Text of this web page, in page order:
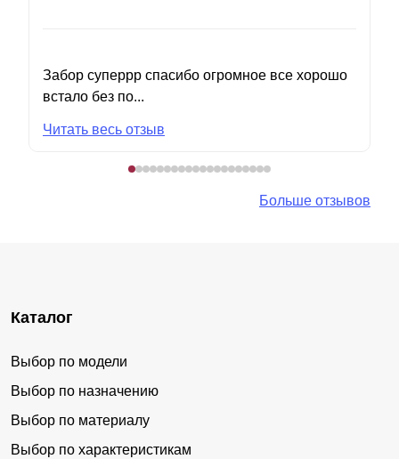
Забор суперрр спасибо огромное все хорошо
встало без по...
Читать весь отзыв
Больше отзывов
Каталог
Выбор по модели
Выбор по назначению
Выбор по материалу
Выбор по характеристикам